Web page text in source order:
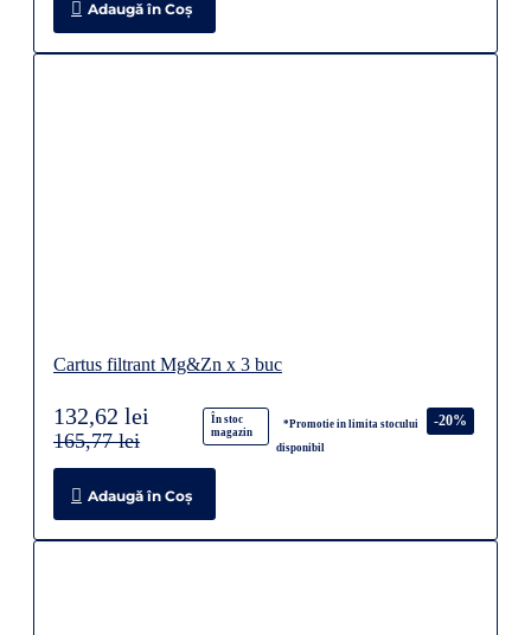
Adaugă în Coş
Cartus filtrant Mg&Zn x 3 buc
În stoc
magazin
*Promotie in limita stocului
disponibil
-20%
132,62 lei
165,77 lei
Adaugă în Coş